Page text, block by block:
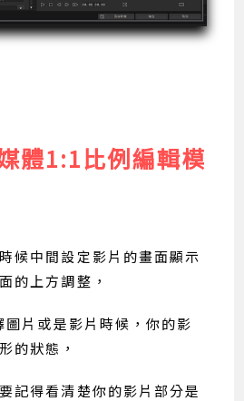
體1:1比例編輯模
候中間設定影片的畫面顯示
的上方調整，
片或是影片時候，你的影
的狀態，
記得看清楚你的影片部分是